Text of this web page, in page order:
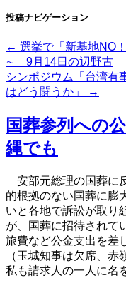
投稿ナビゲーション
← 選挙で「新基地NO
∼ 9月14日の辺野古
シンポジウム「台湾有
はどう闘うか」
→
国葬参列への
縄でも
安部元総理の国葬に
的根拠のない国葬に膨
いと各地で訴訟が取り
が、国葬に招待されて
旅費など公金支出を差
（玉城知事は欠席、赤
私も請求人の一人に名